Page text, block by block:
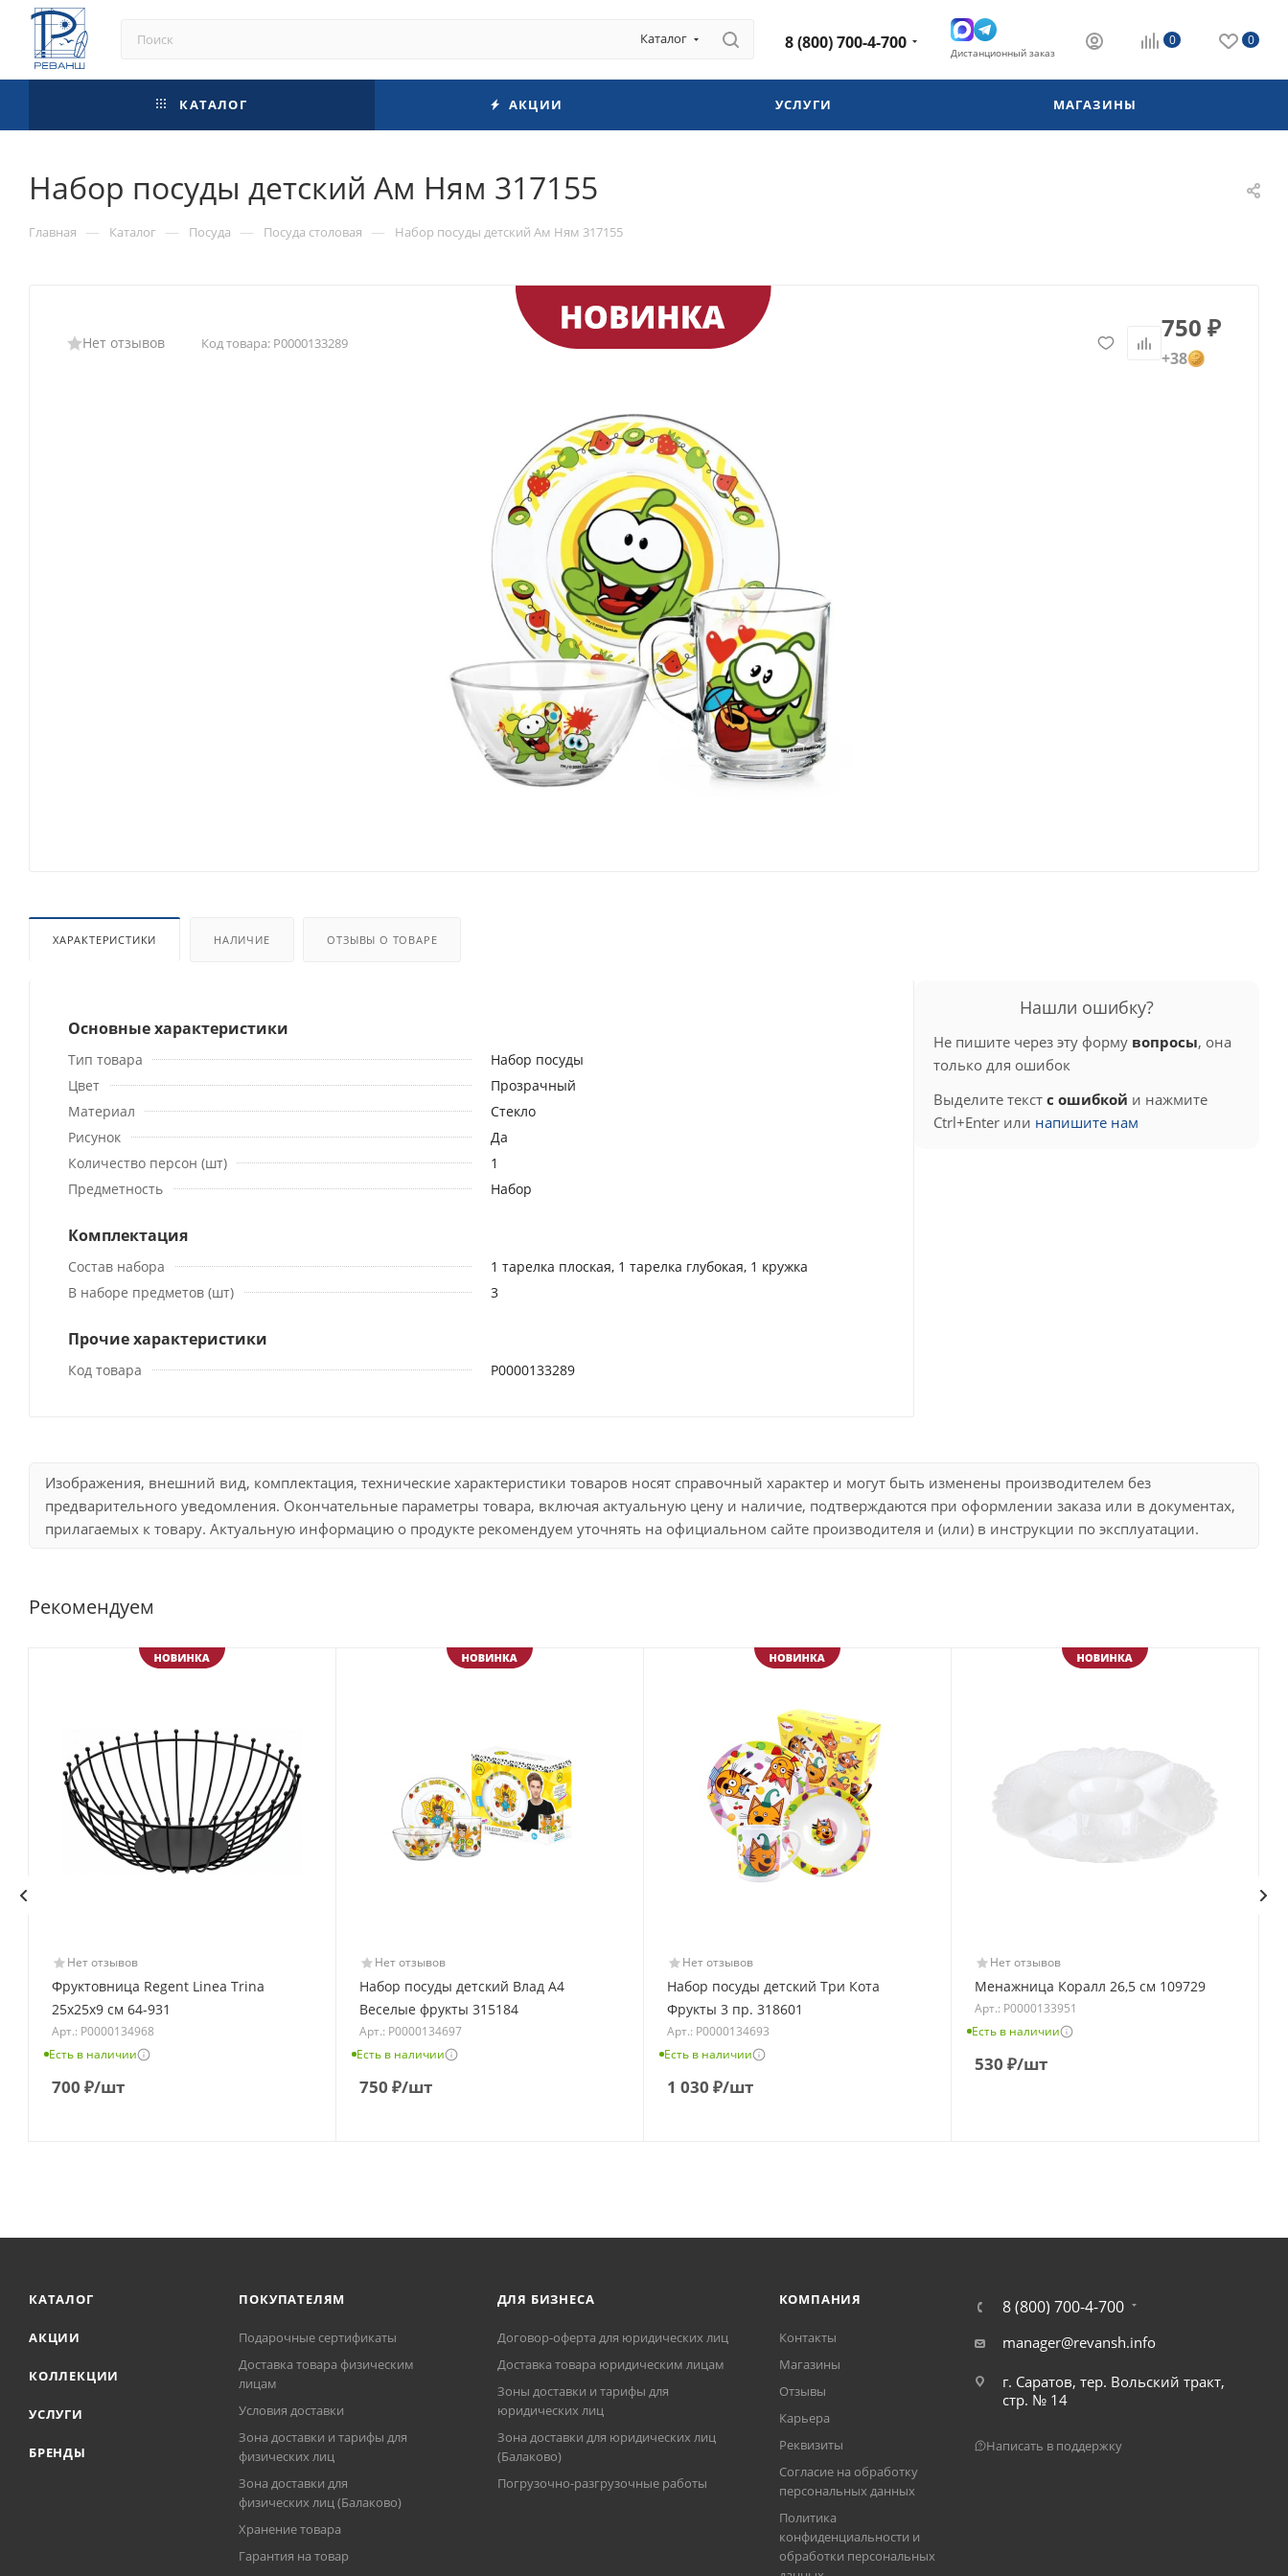
Каталог 8 (800) 700-4-700 Дистанционный заказ
0 0
КАТАЛОГ АКЦИИ УСЛУГИ МАГАЗИНЫ
Набор посуды детский Ам Ням 317155
Главная — Каталог — Посуда — Посуда столовая — Набор посуды детский Ам Ням 317155
Нет отзывов Код товара: Р0000133289 750 ₽
+38
ХАРАКТЕРИСТИКИ НАЛИЧИЕ ОТЗЫВЫ О ТОВАРЕ
Основные характеристики
Тип товара
Набор посуды
Цвет
Прозрачный
Материал
Стекло
Рисунок
Да
Количество персон (шт)
1
Предметность
Набор
Комплектация
Состав набора
1 тарелка плоская, 1 тарелка глубокая, 1 кружка
В наборе предметов (шт)
3
Прочие характеристики
Код товара Р0000133289
Нашли ошибку?
Не пишите через эту форму вопросы, она
только для ошибок
Выделите текст с ошибкой и нажмите
Ctrl+Enter или напишите нам
Изображения, внешний вид, комплектация, технические характеристики товаров носят справочный характер и могут быть изменены производителем без
предварительного уведомления. Окончательные параметры товара, включая актуальную цену и наличие, подтверждаются при оформлении заказа или в документах,
прилагаемых к товару. Актуальную информацию о продукте рекомендуем уточнять на официальном сайте производителя и (или) в инструкции по эксплуатации.
Рекомендуем
Нет отзывов
Фруктовница Regent Linea Trina
25х25х9 см 64-931
Арт.: Р0000134968
Есть в наличии
700 ₽/шт
Нет отзывов
Набор посуды детский Влад А4
Веселые фрукты 315184
Арт.: Р0000134697
Есть в наличии
750 ₽/шт
Нет отзывов
Набор посуды детский Три Кота
Фрукты 3 пр. 318601
Арт.: Р0000134693
Есть в наличии
1 030 ₽/шт
Нет отзывов
Менажница Коралл 26,5 см 109729
Арт.: Р0000133951
Есть в наличии
530 ₽/шт
КАТАЛОГ
АКЦИИ
КОЛЛЕКЦИИ
УСЛУГИ
БРЕНДЫ
ПОКУПАТЕЛЯМ
Подарочные сертификаты
Доставка товара физическим
лицам
Условия доставки
Зона доставки и тарифы для
физических лиц
Зона доставки для
физических лиц (Балаково)
Хранение товара
Гарантия на товар
ДЛЯ БИЗНЕСА
Договор-оферта для юридических лиц
Доставка товара юридическим лицам
Зоны доставки и тарифы для
юридических лиц
Зона доставки для юридических лиц
(Балаково)
Погрузочно-разгрузочные работы
КОМПАНИЯ
Контакты
Магазины
Отзывы
Карьера
Реквизиты
Согласие на обработку
персональных данных
Политика
конфиденциальности и
обработки персональных
8 (800) 700-4-700
manager@revansh.info
г. Саратов, тер. Вольский тракт,
стр. № 14
Написать в поддержку